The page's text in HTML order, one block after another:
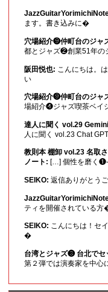
ます。書き込みに�
穴場紹介❾仲町台のジャ
都とジャズ❷創業51年の
阪田悦也: こんにちは。
い
穴場紹介❾仲町台のジャ
場紹介❹ジャズ喫茶ベイ
達人に聞く vol.29
人に聞く vol.23 Chat
教則本 棚卸 vol.23 名取
ノート: […] 個性を磨く❶-
SEIKO: 返信ありがとう
ティを開催されている方
SEIKO: こんにちは！セ
�
台湾とジャズ❸ 台北でセ
第２弾では演奏家を中